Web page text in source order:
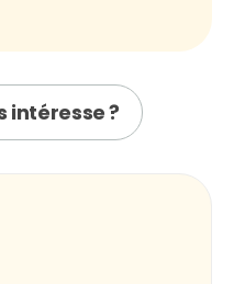
intéresse ?